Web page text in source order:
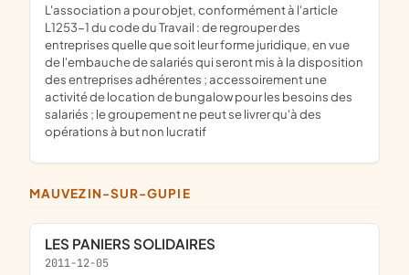
l'association a pour objet, conformément à l'article
L1253-1 du code du Travail : de regrouper des
entreprises quelle que soit leur forme juridique, en vue
de l'embauche de salariés qui seront mis à la disposition
des entreprises adhérentes ; accessoirement une
activité de location de bungalow pour les besoins des
salariés ; le groupement ne peut se livrer qu'à des
opérations à but non lucratif
MAUVEZIN-SUR-GUPIE
LES PANIERS SOLIDAIRES
2011-12-05